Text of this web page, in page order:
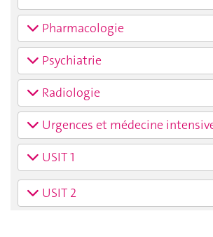
Pharmacologie
Psychiatrie
Radiologie
Urgences et médecine
USIT 1
USIT 2